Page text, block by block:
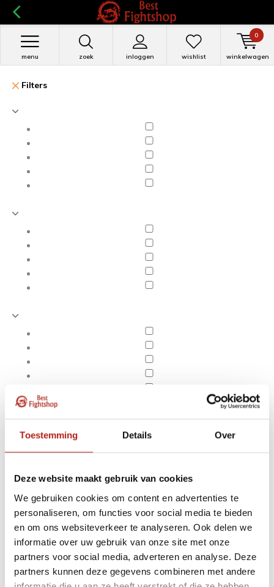
Toestemming Details Over
Deze website maakt gebruik van cookies
We gebruiken cookies om content en advertenties te
personaliseren, om functies voor social media te bieden
en om ons websiteverkeer te analyseren. Ook delen we
informatie over uw gebruik van onze site met onze
partners voor social media, adverteren en analyse. Deze
partners kunnen deze gegevens combineren met andere
zoek inloggen
menu wishlist winkelwagen
0
Filters
Apply filters
Producten getagd met
folieopdruk
Producten